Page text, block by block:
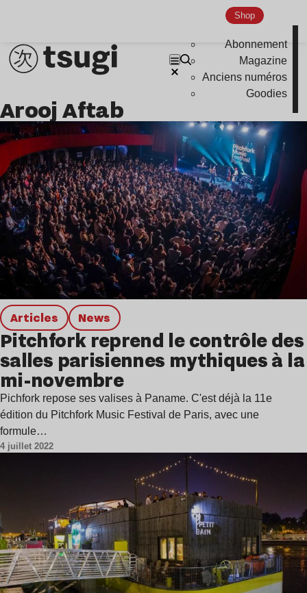
Shop
Abonnement
Magazine
Anciens numéros
Goodies
Arooj Aftab
Articles news
Pitchfork reprend le contrôle des
salles parisiennes mythiques à la
mi-novembre
Pichfork repose ses valises à Paname. C'est déjà la 11e
édition du Pitchfork Music Festival de Paris, avec une
formule…
4 juillet 2022